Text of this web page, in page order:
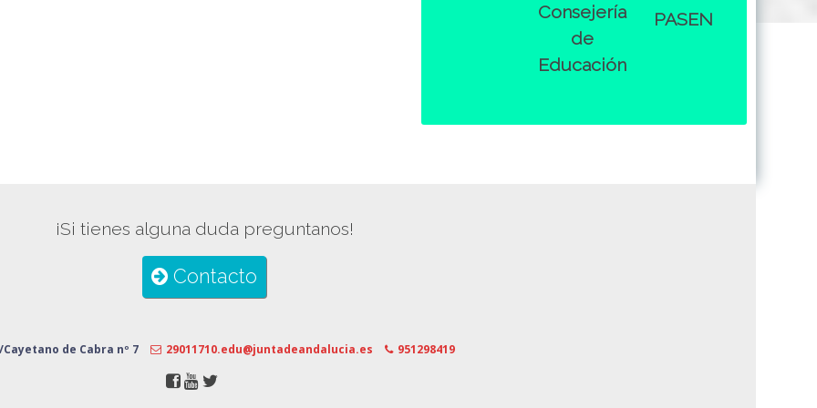
Consejería
de
Educación
PASEN
¡Si tienes alguna duda preguntanos!
Contacto
Cayetano de Cabra nº 7 29011710.edu@juntadeandalucia.es 951298419